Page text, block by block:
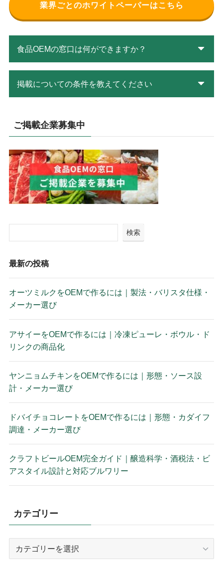
業界ごとのホワイトペーパーはこちら
食品OEMの窓口は何ができますか？
掲載についての条件を教えてください
ご掲載企業募集中
検索
最新の投稿
オーツミルクをOEMで作るには｜製法・バリスタ仕様・
メーカー選び
アサイーをOEMで作るには｜冷凍ピューレ・ボウル・ド
リンクの商品化
ヤンニョムチキンをOEMで作るには｜形態・ソース設
計・メーカー選び
ドバイチョコレートをOEMで作るには｜形態・カダイフ
調達・メーカー選び
クラフトビールOEM完全ガイド｜醸造科学・酒税法・ビ
アスタイル設計と対応ブルワリー
カテゴリー